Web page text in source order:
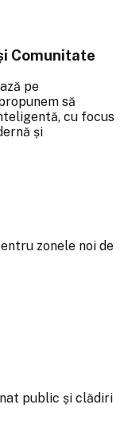
Comunitate
pe
să
cu focus
și
zonele noi de
public și clădiri